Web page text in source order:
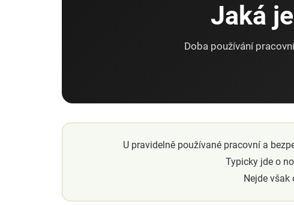
Jaká
Doba používání
U pravidelně používané pracovní a
Typicky jde o
Nejde